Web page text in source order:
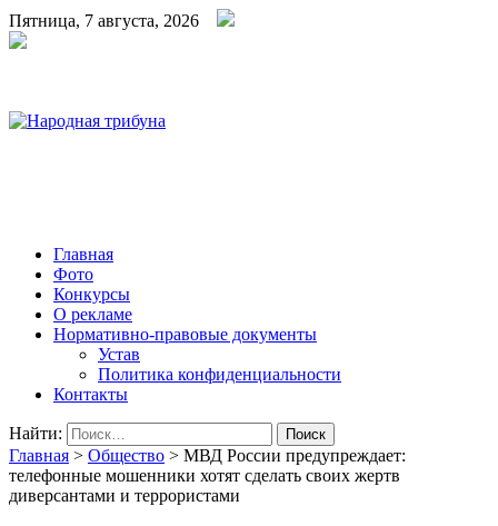
Пятница, 7 августа, 2026
Главная
Фото
Конкурсы
О рекламе
Нормативно-правовые документы
Устав
Политика конфиденциальности
Контакты
Найти:
Главная > Общество > МВД России предупреждает:
телефонные мошенники хотят сделать своих жертв
диверсантами и террористами